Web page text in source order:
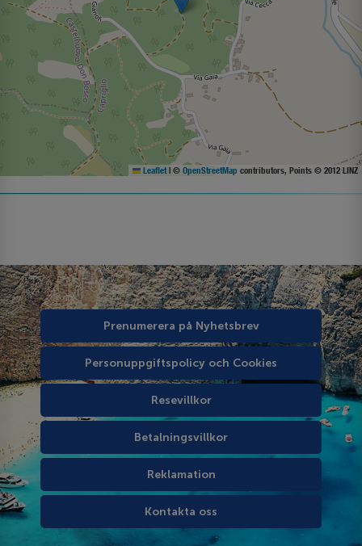
Leaflet | © OpenStreetMap contributors, Points © 2012 LINZ
Prenumerera på Nyhetsbrev
Personuppgiftspolicy och Cookies
Resevillkor
Betalningsvillkor
Reklamation
Kontakta oss